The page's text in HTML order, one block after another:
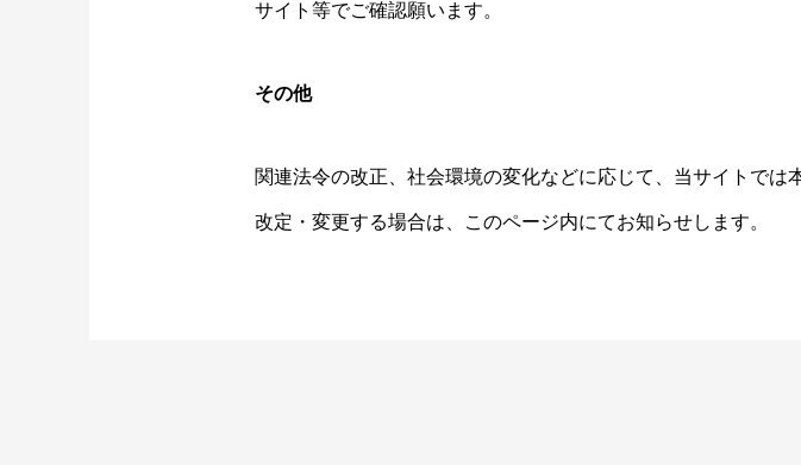
サイト等でご確認願います。
その他
関連法令の改正、社会環境の変化などに応じて、当サイトでは
改定・変更する場合は、このページ内にてお知らせします。